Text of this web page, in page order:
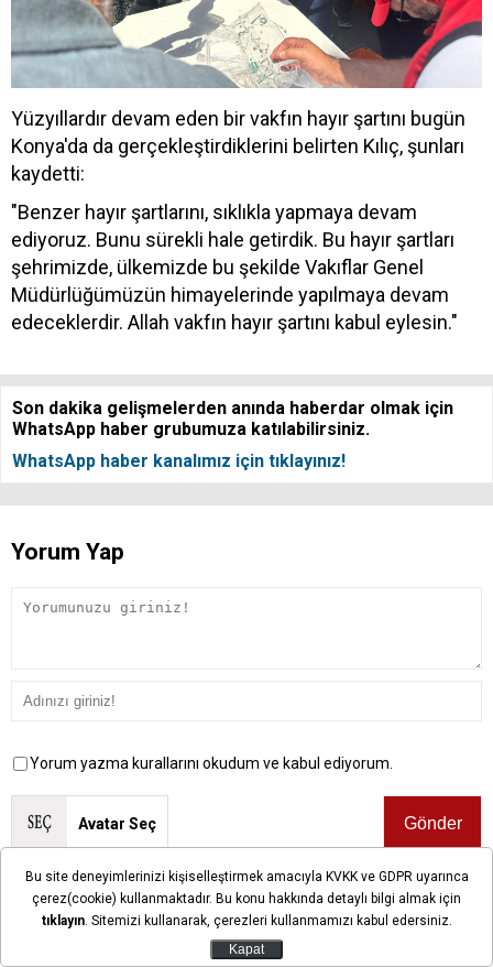
Yüzyıllardır devam eden bir vakfın hayır şartını bugün
Konya'da da gerçekleştirdiklerini belirten Kılıç, şunları
kaydetti:
"Benzer hayır şartlarını, sıklıkla yapmaya devam
ediyoruz. Bunu sürekli hale getirdik. Bu hayır şartları
şehrimizde, ülkemizde bu şekilde Vakıflar Genel
Müdürlüğümüzün himayelerinde yapılmaya devam
edeceklerdir. Allah vakfın hayır şartını kabul eylesin."
Son dakika gelişmelerden anında haberdar olmak için
WhatsApp haber grubumuza katılabilirsiniz.
WhatsApp haber kanalımız için tıklayınız!
Yorum Yap
Yorum yazma kurallarını okudum ve kabul ediyorum.
Avatar Seç
Önemli Not:Bu sayfalarda yayınlanan okur yorumları okuyucuların
kendilerine ait görüşlerdir. Yazılan yorumlardan ilgihaber.com hiçbir
şekilde sorumlu tutulamaz.
Bu site deneyimlerinizi kişiselleştirmek amacıyla KVKK ve GDPR uyarınca
çerez(cookie) kullanmaktadır. Bu konu hakkında detaylı bilgi almak için
tıklayın. Sitemizi kullanarak, çerezleri kullanmamızı kabul edersiniz.
Kapat